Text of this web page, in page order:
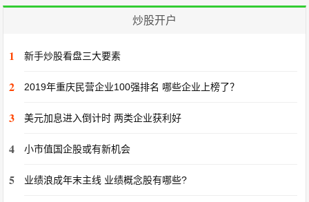
炒股开户
1 新手炒股看盘三大要素
2 2019年重庆民营企业100强排名 哪些企业上榜了？
3 美元加息进入倒计时 两类企业获利好
4 小市值国企股或有新机会
5 业绩浪成年末主线 业绩概念股有哪些?